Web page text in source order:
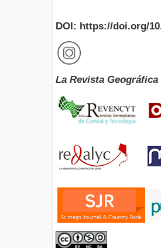
DOI: https://doi.org/
La Revista